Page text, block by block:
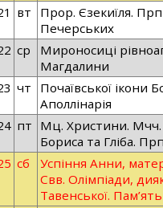
вт
Прор. Єзекиїля.
Печерських
ср
Мироносиці
Магдалини
чт
Почаївської ікони
Аполлінарія
пт Мц. Христини. Мчч.
Бориса та Гліба.
сб
Успіння Анни,
Свв. Олімпіади,
Тавенської.